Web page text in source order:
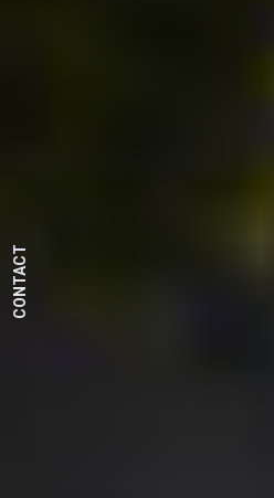
CONTACT